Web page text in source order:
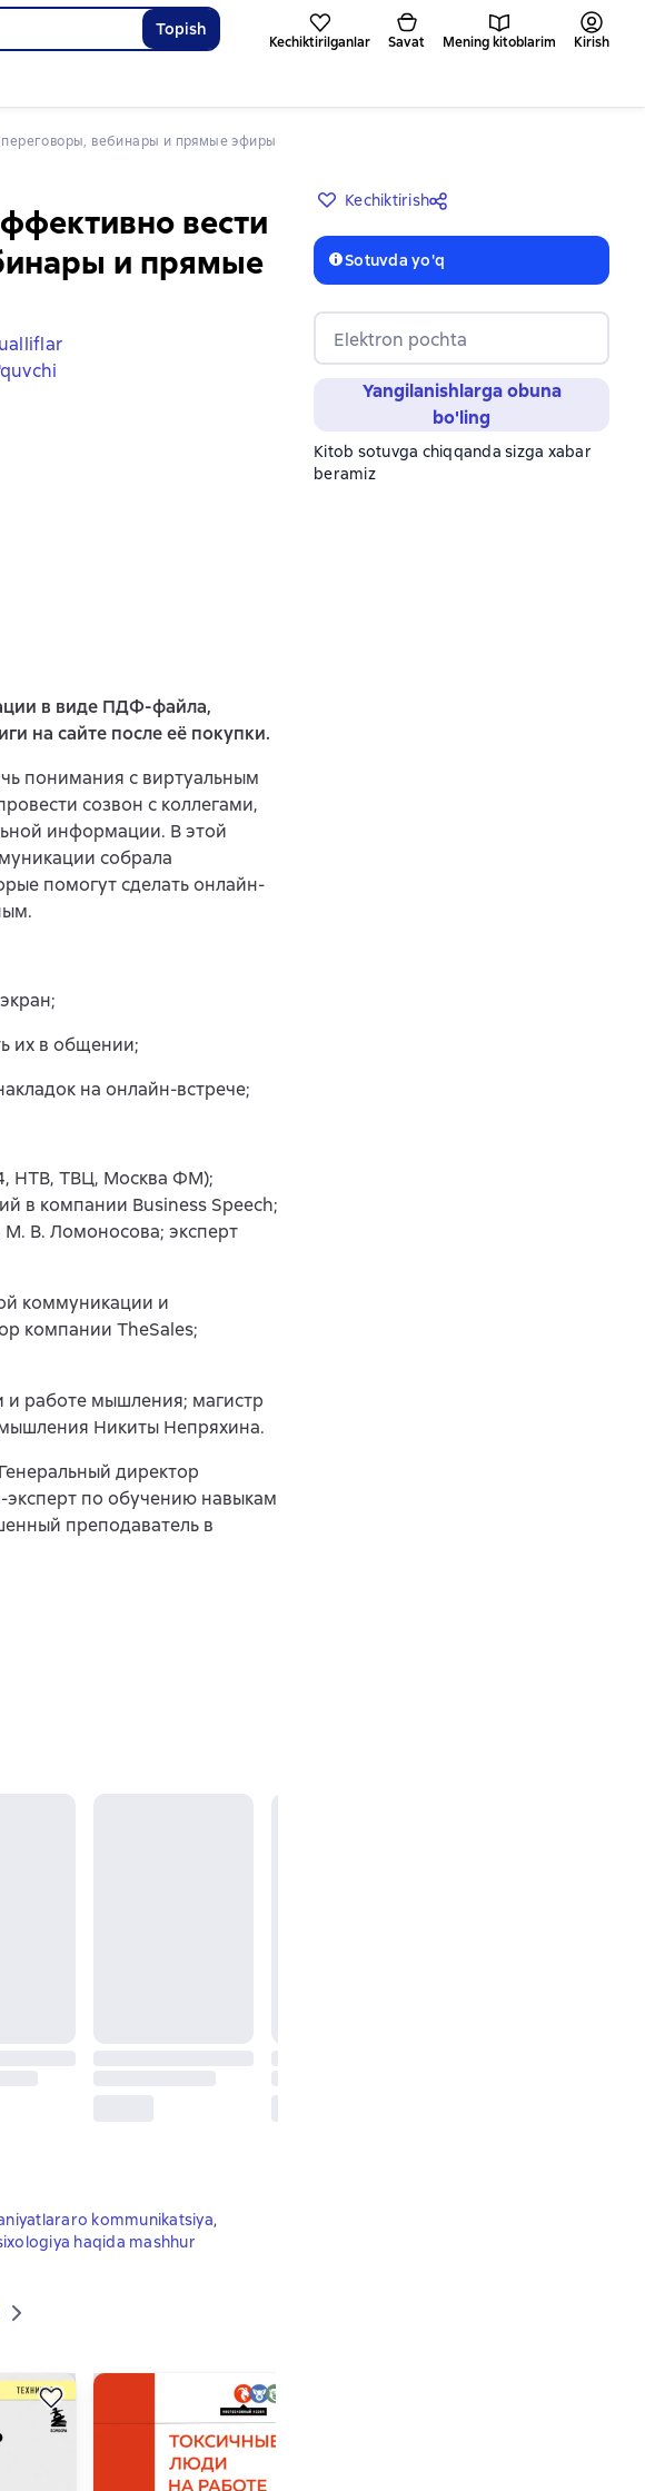
Topish
Kechiktirilganlar Savat Mening kitoblarim Kirish
переговоры, вебинары и прямые эфиры
вести
и прямые
Kechiktirish
Sotuvda yo'q
Elektron pochta
Yangilanishlarga obuna
bo'ling
Kitob sotuvga chiqqanda sizga xabar
beramiz
в виде ПДФ-файла,
на сайте после её покупки.
понимания с виртуальным
созвон с коллегами,
информации. В этой
собрала
помогут сделать онлайн-
их в общении;
на онлайн-встрече;
НТВ, ТВЦ, Москва ФМ);
в компании Business Speech;
В. Ломоносова; эксперт
коммуникации и
компании TheSales;
работе мышления; магистр
Никиты Непряхина.
директор
по обучению навыкам
преподаватель в
kommunikatsiya,
haqida mashhur